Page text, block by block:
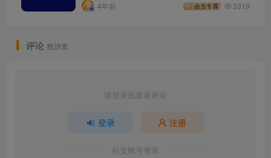
4年前 会员专属 3319
评论 抢沙发
请登录后发表评论
登录 注册
社交账号登录